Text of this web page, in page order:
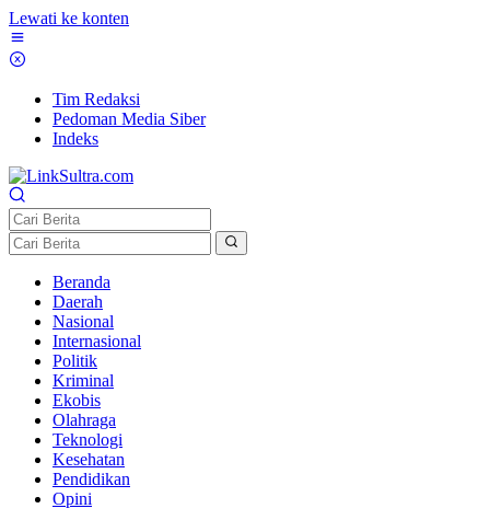
Lewati ke konten
Tim Redaksi
Pedoman Media Siber
Indeks
Beranda
Daerah
Nasional
Internasional
Politik
Kriminal
Ekobis
Olahraga
Teknologi
Kesehatan
Pendidikan
Opini